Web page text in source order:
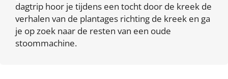
dagtrip hoor je tijdens een tocht door de kreek de
verhalen van de plantages richting de kreek en ga
je op zoek naar de resten van een oude
stoommachine.